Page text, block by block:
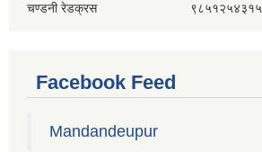
चण्डनी रेडक्रस ९८५१२५४३१५
Facebook Feed
Mandandeupur